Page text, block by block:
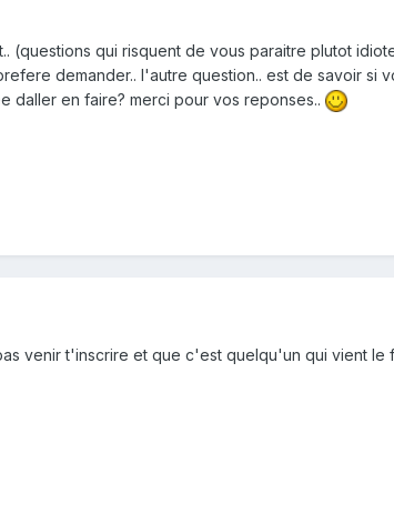
(questions qui risquent de vous paraitre plutot
demander.. l'autre question.. est de savoir si
daller en faire? merci pour vos reponses..
venir t'inscrire et que c'est quelqu'un qui vient le